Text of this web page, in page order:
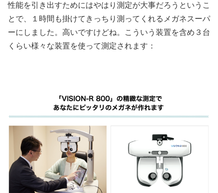
性能を引き出すためにはやはり測定が大事だろうというこ
とで、１時間も掛けてきっちり測ってくれるメガネスーパ
ーにしました。高いですけどね。こういう装置を含め３台
くらい様々な装置を使って測定されます：